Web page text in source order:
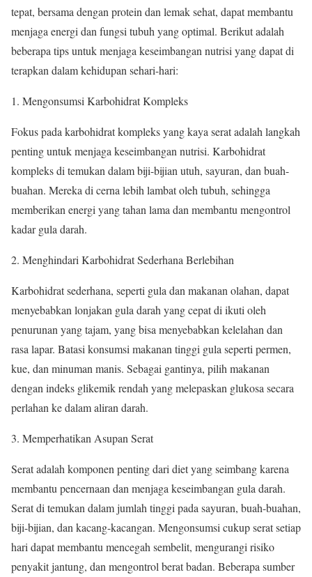
tepat, bersama dengan protein dan lemak sehat, dapat membantu
menjaga energi dan fungsi tubuh yang optimal. Berikut adalah
beberapa tips untuk menjaga keseimbangan nutrisi yang dapat di
terapkan dalam kehidupan sehari-hari:
1. Mengonsumsi Karbohidrat Kompleks
Fokus pada karbohidrat kompleks yang kaya serat adalah langkah
penting untuk menjaga keseimbangan nutrisi. Karbohidrat
kompleks di temukan dalam biji-bijian utuh, sayuran, dan buah-
buahan. Mereka di cerna lebih lambat oleh tubuh, sehingga
memberikan energi yang tahan lama dan membantu mengontrol
kadar gula darah.
2. Menghindari Karbohidrat Sederhana Berlebihan
Karbohidrat sederhana, seperti gula dan makanan olahan, dapat
menyebabkan lonjakan gula darah yang cepat di ikuti oleh
penurunan yang tajam, yang bisa menyebabkan kelelahan dan
rasa lapar. Batasi konsumsi makanan tinggi gula seperti permen,
kue, dan minuman manis. Sebagai gantinya, pilih makanan
dengan indeks glikemik rendah yang melepaskan glukosa secara
perlahan ke dalam aliran darah.
3. Memperhatikan Asupan Serat
Serat adalah komponen penting dari diet yang seimbang karena
membantu pencernaan dan menjaga keseimbangan gula darah.
Serat di temukan dalam jumlah tinggi pada sayuran, buah-buahan,
biji-bijian, dan kacang-kacangan. Mengonsumsi cukup serat setiap
hari dapat membantu mencegah sembelit, mengurangi risiko
penyakit jantung, dan mengontrol berat badan. Beberapa sumber